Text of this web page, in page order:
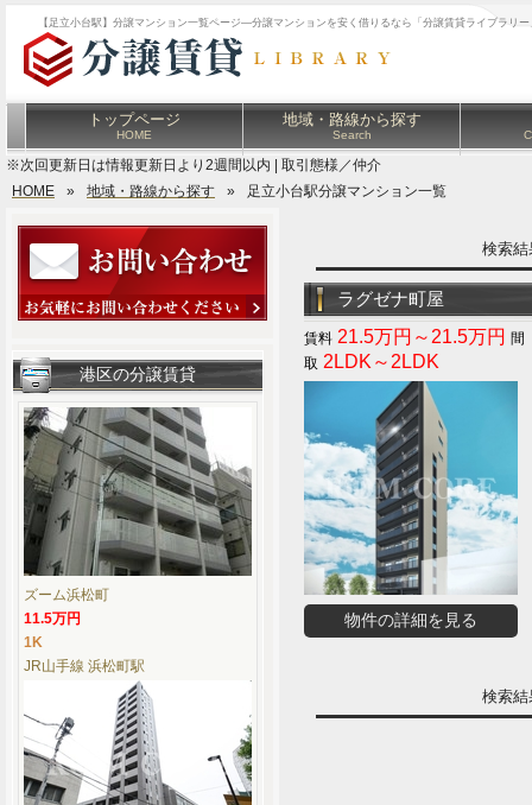
【足立小台駅】分譲マンション一覧ページ―分譲マンションを安く借りるなら「分譲賃貸ライブラリー
トップページ
HOME
地域・路線から探す
Search
※次回更新日は情報更新日より2週間以内 | 取引態様／仲介
HOME
» 地域・路線から探す » 足立小台駅分譲マンション一覧
検索
ラグゼナ町屋
21.5万円～21.5万円
2LDK～2LDK
物件の詳細を見る
検索
港区の分譲賃貸
ズーム浜松町
11.5万円
1K
JR山手線 浜松町駅